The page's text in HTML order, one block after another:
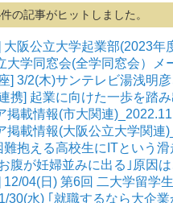
件の記事がヒットしました。
大阪公立大学起業部(2023
大学同窓会(全学同窓会）メ
] 3/2(木)サンテレビ湯浅明
携] 起業に向けた一歩を踏
掲載情報(市大関連
掲載情報(大阪公立大学関連
難抱える高校生にITという
腹が妊婦並みに出る｣原因
12/04(日) 第6回 二大学留学
30(水) ｢就職するなら大企